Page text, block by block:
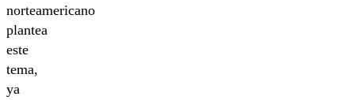
norteamericano
plantea
este
tema,
ya